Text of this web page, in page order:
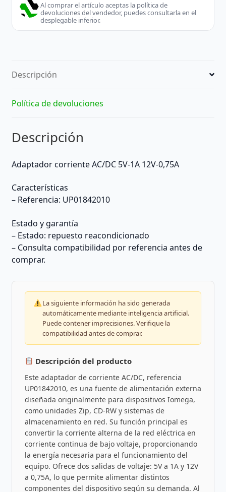
Al comprar el artículo aceptas la política de
devoluciones del vendedor, puedes consultarla en el
desplegable inferior.
Descripción
Política de devoluciones
Descripción
Adaptador corriente AC/DC 5V-1A 12V-0,75A
Características
– Referencia: UP01842010
Estado y garantía
– Estado: repuesto reacondicionado
– Consulta compatibilidad por referencia antes de
comprar.
La siguiente información ha sido generada
automáticamente mediante inteligencia artificial.
Puede contener imprecisiones. Verifique la
compatibilidad antes de comprar.
Descripción del producto
Este adaptador de corriente AC/DC, referencia
UP01842010, es una fuente de alimentación externa
diseñada originalmente para dispositivos Iomega,
como unidades Zip, CD-RW y sistemas de
almacenamiento en red. Su función principal es
convertir la corriente alterna de la red eléctrica en
corriente continua de bajo voltaje, proporcionando
la energía necesaria para el funcionamiento del
equipo. Ofrece dos salidas de voltaje: 5V a 1A y 12V
a 0,75A, lo que permite alimentar distintos
componentes del dispositivo según su demanda. Al